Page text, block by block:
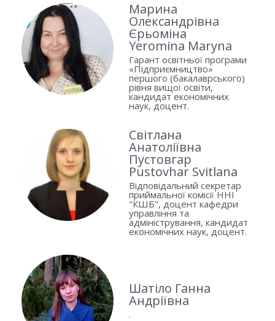
Марина
Олександрівна
Єрьоміна
Yeromina Maryna
Гарант освітньої програми
«Підприємництво»
першого (бакалаврського)
рівня вищої освіти,
кандидат економічних
наук, доцент.
Світлана
Анатоліївна
Пустовгар
Pustovhar Svitlana
Відповідальний секретар
приймальної комісії ННІ
"КШБ", доцент кафедри
управління та
адміністрування, кандидат
економічних наук, доцент.
Шатіло Ганна
Андріївна
.